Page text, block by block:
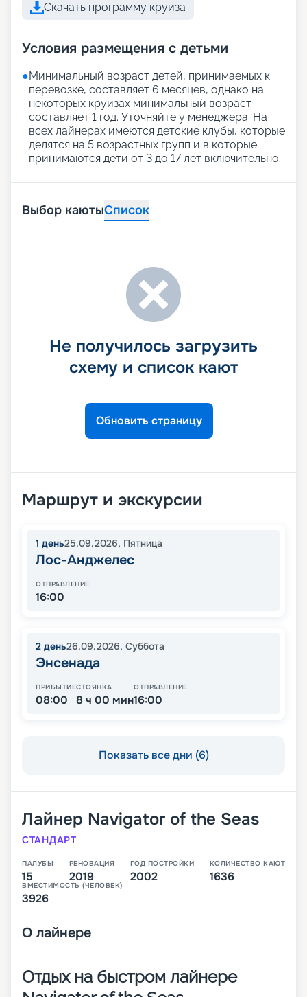
Скачать программу круиза
Условия размещения с детьми
●Минимальный возраст детей, принимаемых к
перевозке, составляет 6 месяцев, однако на
некоторых круизах минимальный возраст
составляет 1 год. Уточняйте у менеджера. На
всех лайнерах имеются детские клубы, которые
делятся на 5 возрастных групп и в которые
принимаются дети от 3 до 17 лет включительно.
Выбор каютыСписок
Не получилось загрузить
схему и список кают
Обновить страницу
Маршрут и экскурсии
1 день25.09.2026, Пятница
Лос-Анджелес
ОТПРАВЛЕНИЕ
16:00
2 день26.09.2026, Суббота
Энсенада
ПРИБЫТИЕ
08:00
СТОЯНКА
8 ч 00 мин
ОТПРАВЛЕНИЕ
16:00
Показать все дни (6)
Лайнер Navigator of the Seas
СТАНДАРТ
ПАЛУБЫ
15
РЕНОВАЦИЯ
2019
ГОД ПОСТРОЙКИ
2002
КОЛИЧЕСТВО КАЮТ
1636
ВМЕСТИМОСТЬ (ЧЕЛОВЕК)
3926
О лайнере
Отдых на быстром лайнере